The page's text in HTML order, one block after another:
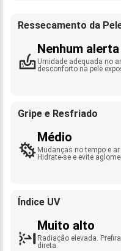
Ressecamento da
Nenhum alerta
Umidade adequada no
desconforto na pele
Gripe e Resfriado
Médio
Mudanças no tempo e
Hidrate-se e evite
Índice UV
Muito alto
Radiação elevada.
direta.